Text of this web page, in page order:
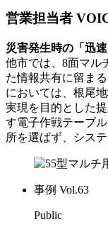
営業担当者
災害発生時の「迅
他市では、8面マル
た情報共有に留ま
においては、根尾
実現を目的とした
す電子作戦テーブ
所を選ばず、シス
事例 Vol.63
Public